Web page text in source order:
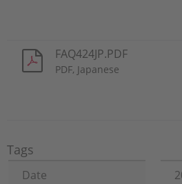
FAQ424JP.PDF
PDF, Japanese
Tags
Date